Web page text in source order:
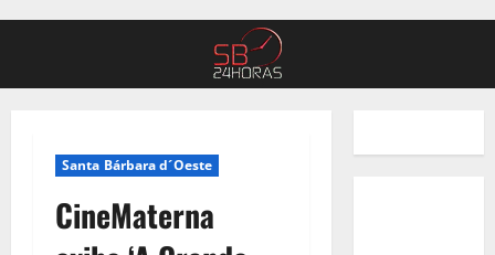
Santa Bárbara d´Oeste
CineMaterna